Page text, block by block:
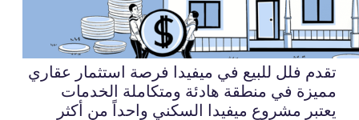
تقدم فلل للبيع في ميفيدا فرصة استثمار عقاري
مميزة في منطقة هادئة ومتكاملة الخدمات
يعتبر مشروع ميفيدا السكني واحداً من أكثر